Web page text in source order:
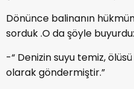
Dönünce balinanın
sorduk .O da şöyle buyurdu:
-“ Denizin suyu temiz,
olarak göndermiştir.”